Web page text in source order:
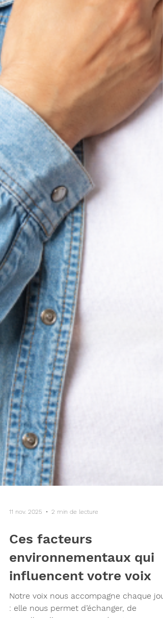
Ces facteurs
environnementaux qui
influencent votre voix
Notre voix nous accompagne chaque jour